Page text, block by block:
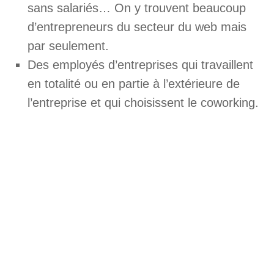
sans salariés… On y trouvent beaucoup
d’entrepreneurs du secteur du web mais
par seulement.
Des employés d’entreprises qui travaillent
en totalité ou en partie à l’extérieure de
l’entreprise et qui choisissent le coworking.